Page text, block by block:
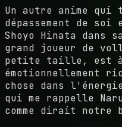
Un autre anime qui
dépassement de soi
Shoyo Hinata dans
grand joueur de
petite taille, est
émotionnellement
chose dans
qui me rappelle
comme dirait notre